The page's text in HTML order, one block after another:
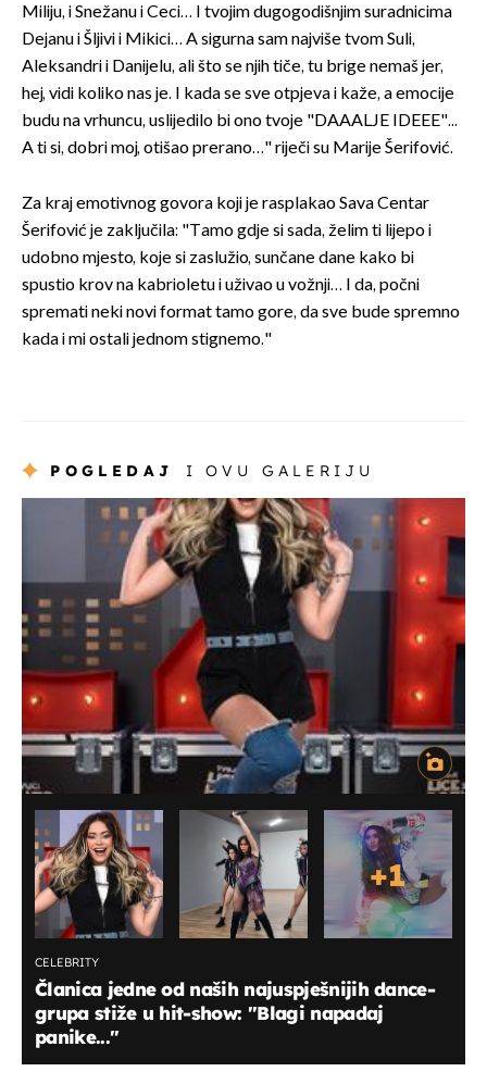
Miliju, i Snežanu i Ceci… I tvojim dugogodišnjim suradnicima
Dejanu i Šljivi i Mikici… A sigurna sam najviše tvom Suli,
Aleksandri i Danijelu, ali što se njih tiče, tu brige nemaš jer,
hej, vidi koliko nas je. I kada se sve otpjeva i kaže, a emocije
budu na vrhuncu, uslijedilo bi ono tvoje "DAAALJE IDEEE"...
A ti si, dobri moj, otišao prerano…" riječi su Marije Šerifović.
Za kraj emotivnog govora koji je rasplakao Sava Centar
Šerifović je zaključila: "Tamo gdje si sada, želim ti lijepo i
udobno mjesto, koje si zaslužio, sunčane dane kako bi
spustio krov na kabrioletu i uživao u vožnji… I da, počni
spremati neki novi format tamo gore, da sve bude spremno
kada i mi ostali jednom stignemo."
POGLEDAJ I OVU GALERIJU
+1
CELEBRITY
Članica jedne od naših najuspješnijih dance-
grupa stiže u hit-show: ''Blagi napadaj
panike...''